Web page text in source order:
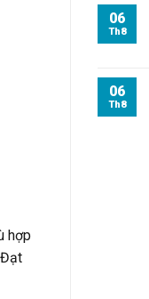
hợp
Đạt
06
Th8
06
Th8